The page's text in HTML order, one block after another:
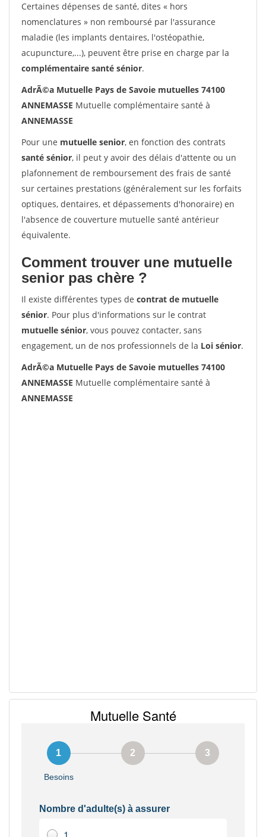
Certaines dépenses de santé, dites « hors
nomenclatures » non remboursé par l'assurance
maladie (les implants dentaires, l'ostéopathie,
acupuncture,...), peuvent être prise en charge par la
complémentaire santé sénior.
AdrÃ©a Mutuelle Pays de Savoie mutuelles 74100
ANNEMASSE Mutuelle complémentaire santé à
ANNEMASSE
Pour une mutuelle senior, en fonction des contrats
santé sénior, il peut y avoir des délais d'attente ou un
plafonnement de remboursement des frais de santé
sur certaines prestations (généralement sur les forfaits
optiques, dentaires, et dépassements d'honoraire) en
l'absence de couverture mutuelle santé antérieur
équivalente.
Comment trouver une mutuelle
senior pas chère ?
Il existe différentes types de contrat de mutuelle
sénior. Pour plus d'informations sur le contrat
mutuelle sénior, vous pouvez contacter, sans
engagement, un de nos professionnels de la Loi sénior.
AdrÃ©a Mutuelle Pays de Savoie mutuelles 74100
ANNEMASSE Mutuelle complémentaire santé à
ANNEMASSE